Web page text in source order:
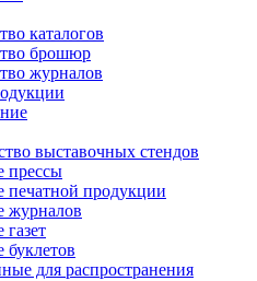
каталогов
брошюр
журналов
выставочных стендов
прессы
печатной продукции
журналов
газет
буклетов
для распространения